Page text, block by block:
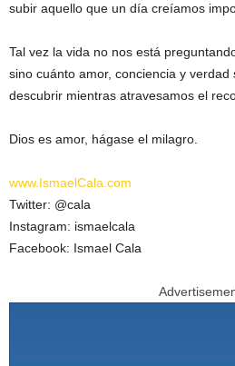
subir aquello que un día creíamos
Tal vez la vida no nos está
sino cuánto amor, conciencia y verdad
descubrir mientras atravesamos el
Dios es amor, hágase el milagro.
www.IsmaelCala.com
Twitter: @cala
Instagram: ismaelcala
Facebook: Ismael Cala